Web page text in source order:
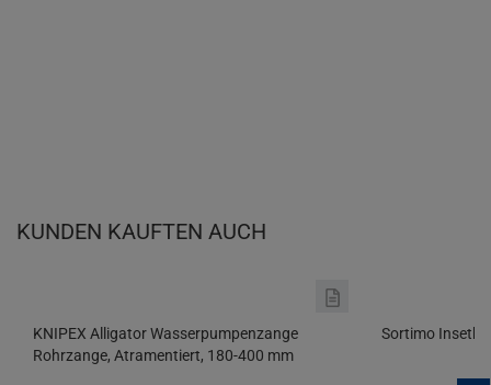
KUNDEN KAUFTEN AUCH
KNIPEX Alligator Wasserpumpenzange
Rohrzange, Atramentiert, 180-400 mm
Sortimo